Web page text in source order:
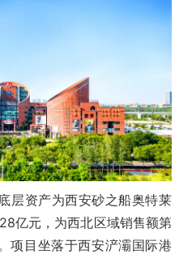
资产为西安砂之船奥特莱
亿元，为西北区域销售额第
项目坐落于西安浐灞国际港